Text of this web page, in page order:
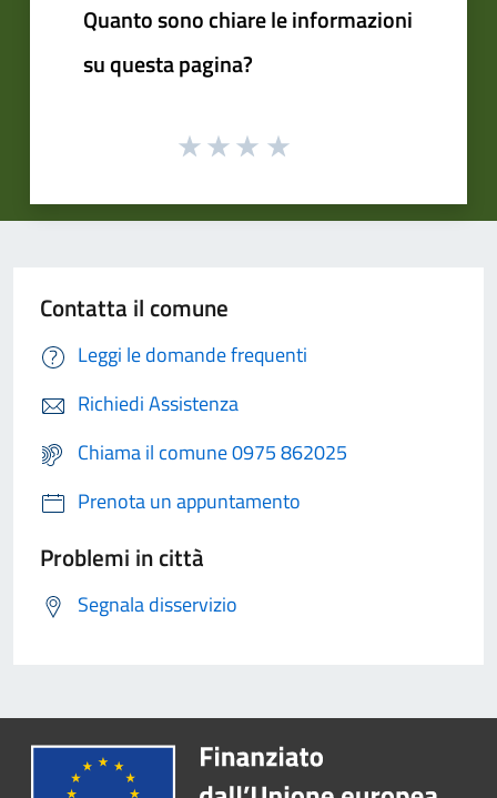
Quanto sono chiare le informazioni
su questa pagina?
Contatta il comune
Leggi le domande frequenti
Richiedi Assistenza
Chiama il comune 0975 862025
Prenota un appuntamento
Problemi in città
Segnala disservizio